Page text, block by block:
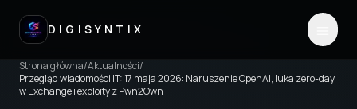
DIGISYNTIX
Strona główna/Aktualności/
Przegląd wiadomości IT: 17 maja 2026: Naruszenie OpenAI, luka zero-day
w Exchange i exploity z Pwn2Own